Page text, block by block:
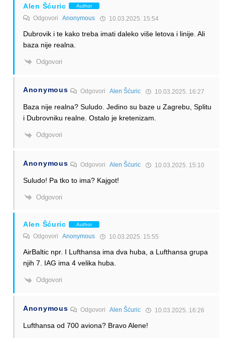
Alen Šćuric Author
Odgovori Anonymous 10.03.2025. 15:54
Dubrovik i te kako treba imati daleko više letova i linije. Ali
baza nije realna.
Odgovori
Anonymous OdgovoriAlen Šćuric 10.03.2025. 16:27
Baza nije realna? Suludo. Jedino su baze u Zagrebu, Splitu
i Dubrovniku realne. Ostalo je kretenizam.
Odgovori
Anonymous OdgovoriAlen Šćuric 10.03.2025. 15:10
Suludo! Pa tko to ima? Kajgot!
Odgovori
Alen Šćuric Author
Odgovori Anonymous 10.03.2025. 15:55
AirBaltic npr. I Lufthansa ima dva huba, a Lufthansa grupa
njih 7. IAG ima 4 velika huba.
Odgovori
Anonymous OdgovoriAlen Šćuric 10.03.2025. 16:26
Lufthansa od 700 aviona? Bravo Alene!